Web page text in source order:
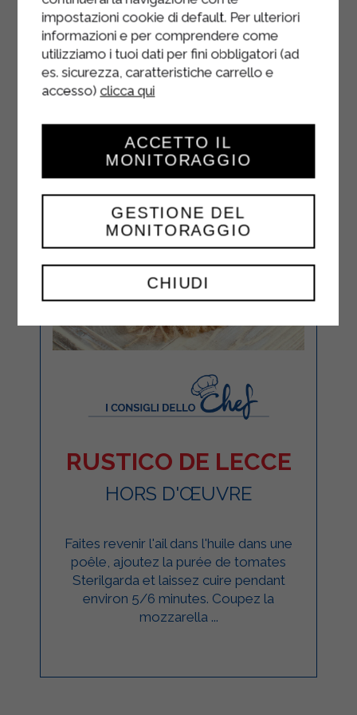
froide!
RUSTICO DE LECCE
HORS D'ŒUVRE
Faites revenir l'ail dans l'huile dans une
poêle, ajoutez la purée de tomates
Sterilgarda et laissez cuire pendant
environ 5/6 minutes. Coupez la
mozzarella ...
impostazioni cookie di default. Per ulteriori
informazioni e per comprendere come
utilizziamo i tuoi dati per fini obbligatori (ad
es. sicurezza, caratteristiche carrello e
accesso) clicca qui
CHIUDI
GESTIONE DEL
MONITORAGGIO
ACCETTO IL
MONITORAGGIO